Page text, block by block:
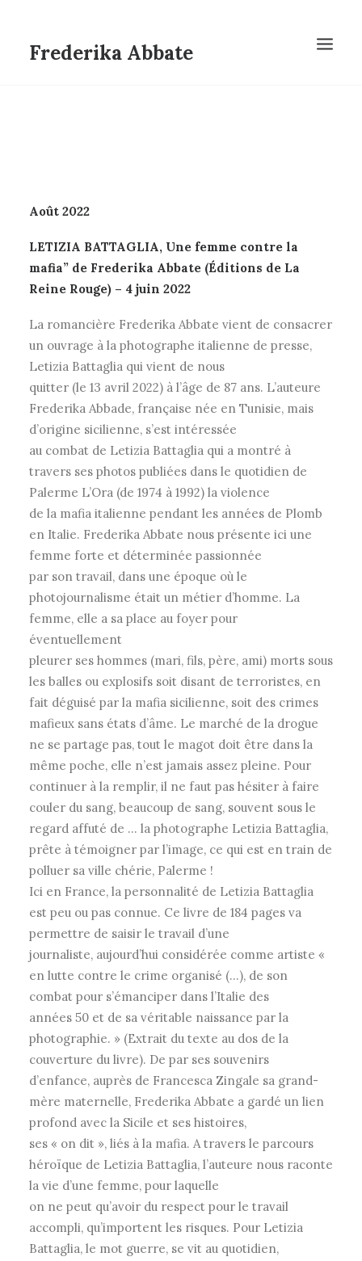
Frederika Abbate
Août 2022
LETIZIA BATTAGLIA, Une femme contre la
mafia” de Frederika Abbate (Éditions de La
Reine Rouge) – 4 juin 2022
La romancière Frederika Abbate vient de consacrer
un ouvrage à la photographe italienne de presse,
Letizia Battaglia qui vient de nous
quitter (le 13 avril 2022) à l’âge de 87 ans. L’auteure
Frederika Abbade, française née en Tunisie, mais
d’origine sicilienne, s’est intéressée
au combat de Letizia Battaglia qui a montré à
travers ses photos publiées dans le quotidien de
Palerme L’Ora (de 1974 à 1992) la violence
de la mafia italienne pendant les années de Plomb
en Italie. Frederika Abbate nous présente ici une
femme forte et déterminée passionnée
par son travail, dans une époque où le
photojournalisme était un métier d’homme. La
femme, elle a sa place au foyer pour
éventuellement
pleurer ses hommes (mari, fils, père, ami) morts sous
les balles ou explosifs soit disant de terroristes, en
fait déguisé par la mafia sicilienne, soit des crimes
mafieux sans états d’âme. Le marché de la drogue
ne se partage pas, tout le magot doit être dans la
même poche, elle n’est jamais assez pleine. Pour
continuer à la remplir, il ne faut pas hésiter à faire
couler du sang, beaucoup de sang, souvent sous le
regard affuté de … la photographe Letizia Battaglia,
prête à témoigner par l’image, ce qui est en train de
polluer sa ville chérie, Palerme !
Ici en France, la personnalité de Letizia Battaglia
est peu ou pas connue. Ce livre de 184 pages va
permettre de saisir le travail d’une
journaliste, aujourd’hui considérée comme artiste «
en lutte contre le crime organisé (…), de son
combat pour s’émanciper dans l’Italie des
années 50 et de sa véritable naissance par la
photographie. » (Extrait du texte au dos de la
couverture du livre). De par ses souvenirs
d’enfance, auprès de Francesca Zingale sa grand-
mère maternelle, Frederika Abbate a gardé un lien
profond avec la Sicile et ses histoires,
ses « on dit », liés à la mafia. A travers le parcours
héroïque de Letizia Battaglia, l’auteure nous raconte
la vie d’une femme, pour laquelle
on ne peut qu’avoir du respect pour le travail
accompli, qu’importent les risques. Pour Letizia
Battaglia, le mot guerre, se vit au quotidien,